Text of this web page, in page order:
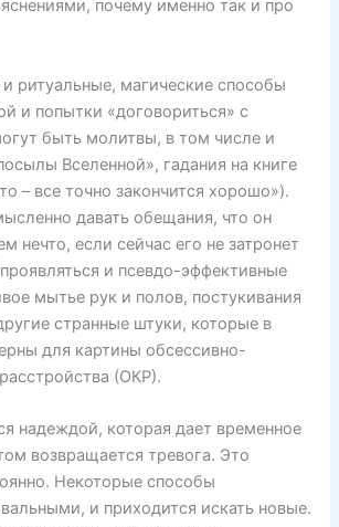
почему именно так и про
ритуальные, магические способы
и попытки «договориться» с
быть молитвы, в том числе и
Вселенной», гадания на книге
– все точно закончится хорошо»).
давать обещания, что он
нечто, если сейчас его не затронет
и псевдо-эффективные
мытье рук и полов, постукивания
странные штуки, которые в
для картины обсессивно-
(ОКР).
надеждой, которая дает временное
возвращается тревога. Это
Некоторые способы
и приходится искать новые.